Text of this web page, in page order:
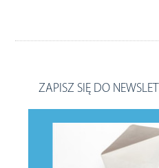
ZAPISZ SIĘ DO